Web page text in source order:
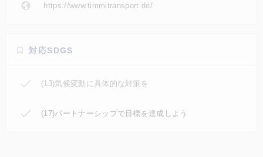
https://www.timmitransport.de/
対応SDGS
(13)気候変動に具体的な対策を
(17)パートナーシップで目標を達成しよう